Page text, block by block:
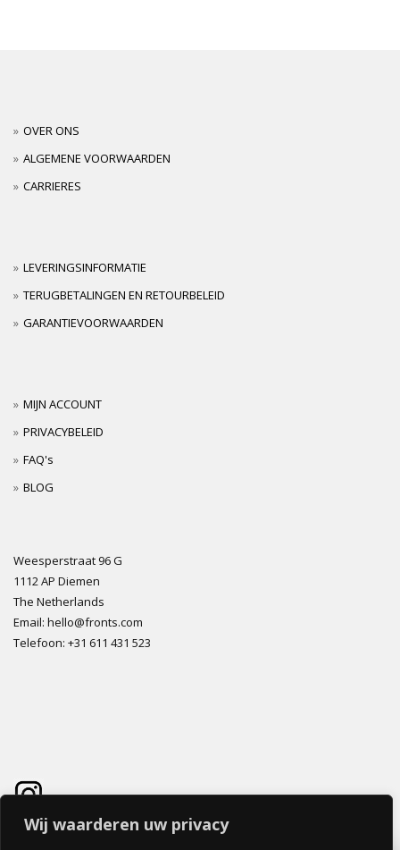
Wij waarderen uw privacy
OVER ONS
ALGEMENE VOORWAARDEN
CARRIERES
LEVERINGSINFORMATIE
TERUGBETALINGEN EN RETOURBELEID
GARANTIEVOORWAARDEN
MIJN ACCOUNT
PRIVACYBELEID
FAQ's
BLOG
Weesperstraat 96 G
1112 AP Diemen
The Netherlands
Email: hello@fronts.com
Telefoon: +31 611 431 523